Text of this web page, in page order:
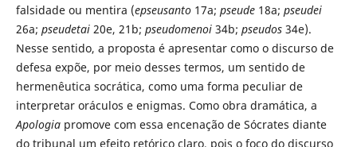
falsidade ou mentira (epseusanto17a; pseude18a; pseudei
26a; pseudetai20e, 21b; pseudomenoi34b; pseudos34e).
Nesse sentido, a proposta é apresentar como o discurso de
defesa expõe, por meio desses termos, um sentido de
hermenêutica socrática, como uma forma peculiar de
interpretar oráculos e enigmas. Como obra dramática, a
Apologia promove com essa encenação de Sócrates diante
do tribunal um efeito retórico claro, pois o foco do discurso